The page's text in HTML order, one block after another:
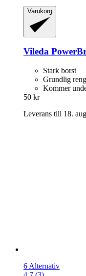
Varukorg
Vileda
Stark borst
Grundlig
Kommer
50 kr
Leverans till 18.
6 Alternativ